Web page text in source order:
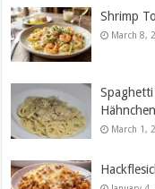
Shrimp
March 8,
Hähnchen
March 1,